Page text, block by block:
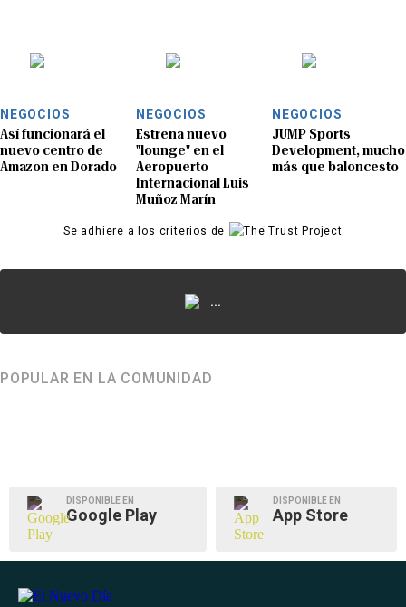
NEGOCIOS
Así funcionará el
nuevo centro de
Amazon en Dorado
NEGOCIOS
Estrena nuevo
"lounge" en el
Aeropuerto
Internacional Luis
Muñoz Marín
NEGOCIOS
JUMP Sports
Development, mucho
más que baloncesto
Se adhiere a los criterios de
...
POPULAR EN LA COMUNIDAD
DISPONIBLE EN
Google Play
DISPONIBLE EN
App Store